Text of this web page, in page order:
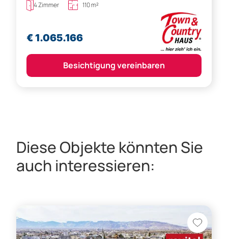
4 Zimmer 110 m²
€ 1.065.166
Besichtigung vereinbaren
Diese Objekte könnten Sie
auch interessieren: